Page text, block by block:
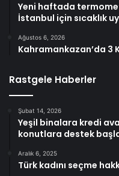
Yeni haftada
İstanbul için sıcaklık
Ağustos 6, 2026
Kahramankazan’da 3
Rastgele Haberler
Şubat 14, 2026
Yeşil binalara kredi
konutlara destek
Aralık 6, 2025
Türk kadını seçme